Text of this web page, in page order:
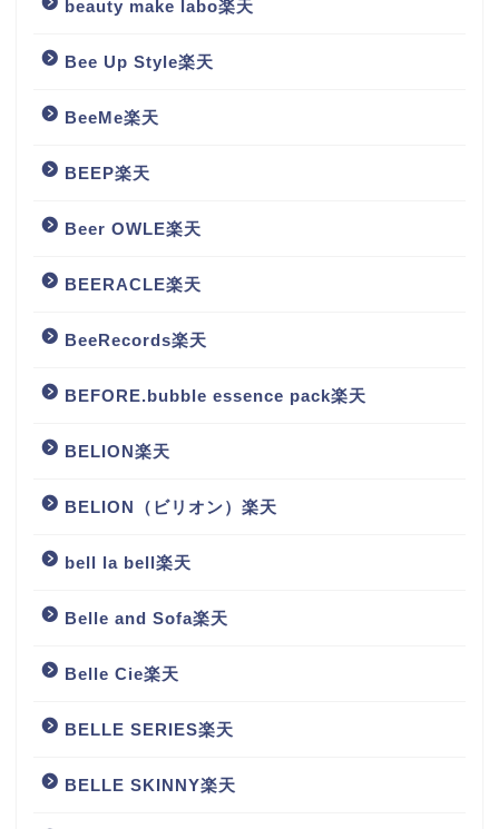
beauty make labo楽天
Bee Up Style楽天
BeeMe楽天
BEEP楽天
Beer OWLE楽天
BEERACLE楽天
BeeRecords楽天
BEFORE.bubble essence pack楽天
BELION楽天
BELION（ビリオン）楽天
bell la bell楽天
Belle and Sofa楽天
Belle Cie楽天
BELLE SERIES楽天
BELLE SKINNY楽天